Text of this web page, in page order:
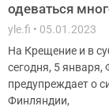
одеваться
yle.fi
05.01.2023
На Крещение и в
сегодня, 5 января,
предупреждает о
Финляндии,